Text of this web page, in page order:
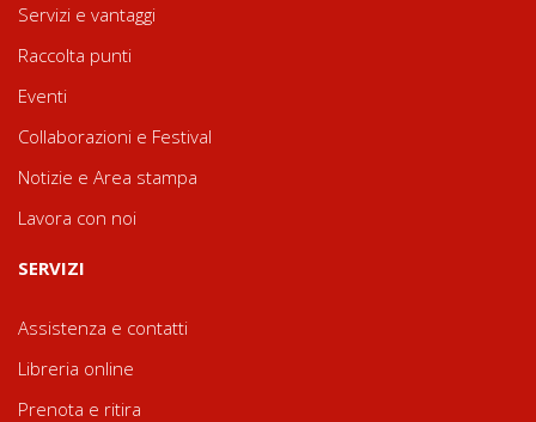
Servizi e vantaggi
Raccolta punti
Eventi
Collaborazioni e Festival
Notizie e Area stampa
Lavora con noi
SERVIZI
Assistenza e contatti
Libreria online
Prenota e ritira